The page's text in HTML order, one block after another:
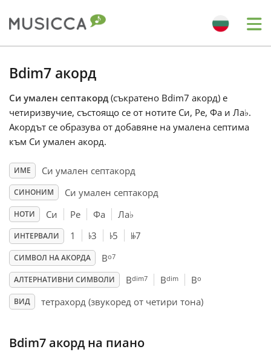
Български
Dansk
Deutsch
English
Español
Bdim7 акорд
Си умален септакорд (съкратено Bdim7 акорд) е
четиризвучие, състоящо се от нотите Си, Ре, Фа и Ла♭.
Акордът се образува от добавяне на умалена септима
към Си умален акорд.
ИМЕ Си умален септакорд
СИНОНИМ Си умален септакорд
НОТИ Си Ре Фа Ла♭
ИНТЕРВАЛИ 1 ♭3 ♭5 𝄫7
СИМВОЛ НА АКОРДА Bo7
АЛТЕРНАТИВНИ СИМВОЛИ Bdim7 Bdim Bo
ВИД тетрахорд (звукоред от четири тона)
Bdim7 акорд на пиано